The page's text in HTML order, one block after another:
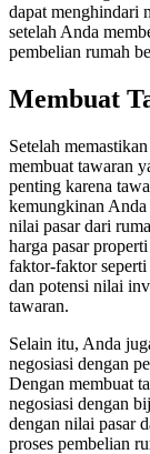
dapat menghindari
setelah Anda
pembelian rumah
Membuat
Setelah
membuat tawaran
penting karena
kemungkinan Anda
nilai pasar dari
harga pasar
faktor-faktor
dan potensi nilai
tawaran.
Selain itu, Anda
negosiasi dengan
Dengan membuat
negosiasi dengan
dengan nilai pasar
proses pembelian